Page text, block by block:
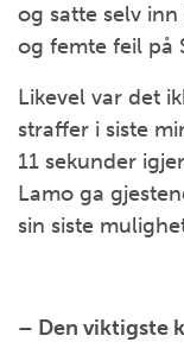
og satte selv
og femte feil på
Likevel var det
straffer i siste
11 sekunder
Lamo ga
sin siste
– Den viktigste